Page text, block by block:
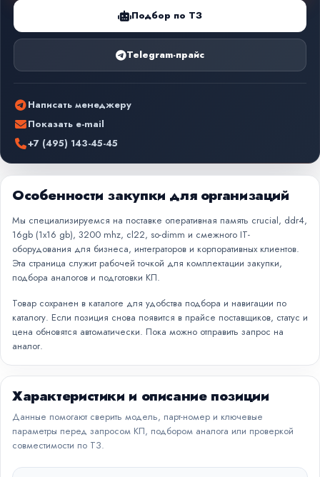
Подбор по ТЗ
Telegram-прайс
Написать менеджеру
Показать e-mail
+7 (495) 143-45-45
Особенности закупки для организаций
Мы специализируемся на поставке оперативная память crucial, ddr4,
16gb (1x16 gb), 3200 mhz, cl22, so-dimm и смежного IT-
оборудования для бизнеса, интеграторов и корпоративных клиентов.
Эта страница служит рабочей точкой для комплектации закупки,
подбора аналогов и подготовки КП.
Товар сохранен в каталоге для удобства подбора и навигации по
каталогу. Если позиция снова появится в прайсе поставщиков, статус и
цена обновятся автоматически. Пока можно отправить запрос на
аналог.
Характеристики и описание позиции
Данные помогают сверить модель, парт-номер и ключевые
параметры перед запросом КП, подбором аналога или проверкой
совместимости по ТЗ.